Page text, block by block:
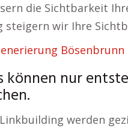
die Sichtbarkeit
steigern wir Ihre
Bösenbrunn
können nur
werden